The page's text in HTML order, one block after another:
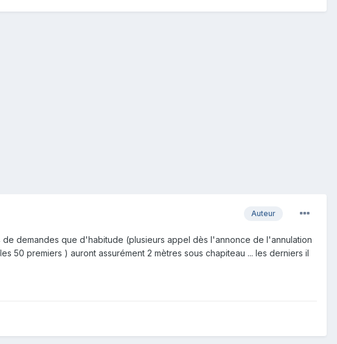
Auteur
demandes que d'habitude (plusieurs appel dès l'annonce de l'annulation
50 premiers ) auront assurément 2 mètres sous chapiteau ... les derniers il